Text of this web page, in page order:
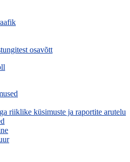
osavõtt
riiklike küsimuste ja raportite arutelu